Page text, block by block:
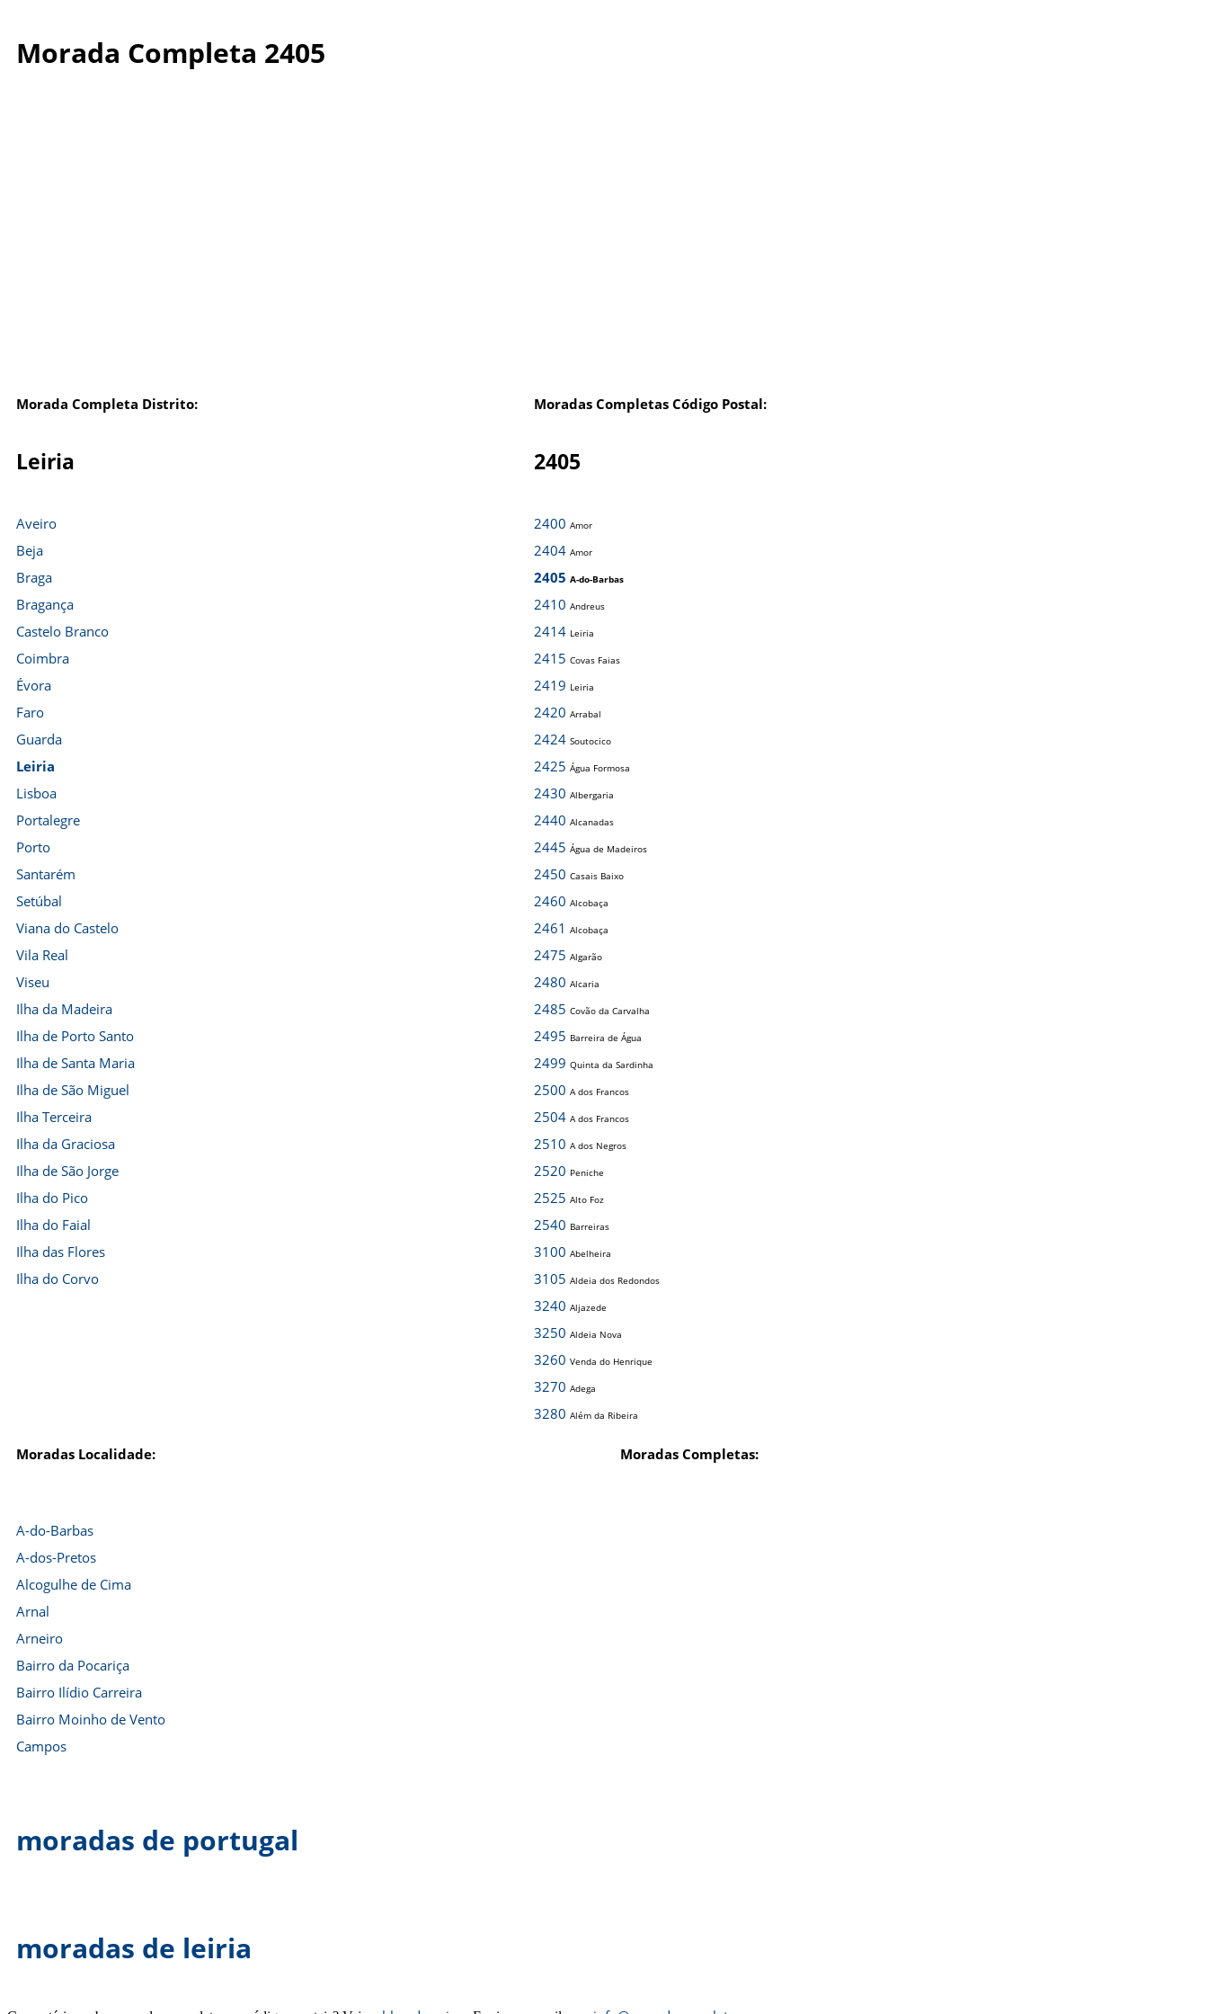
Morada Completa 2405
Morada Completa Distrito: Moradas Completas Código Postal:
Leiria 2405
Aveiro
Beja
Braga
Bragança
Castelo Branco
Coimbra
Évora
Faro
Guarda
Leiria
Lisboa
Portalegre
Porto
Santarém
Setúbal
Viana do Castelo
Vila Real
Viseu
Ilha da Madeira
Ilha de Porto Santo
Ilha de Santa Maria
Ilha de São Miguel
Ilha Terceira
Ilha da Graciosa
Ilha de São Jorge
Ilha do Pico
Ilha do Faial
Ilha das Flores
Ilha do Corvo
2400 Amor
2404 Amor
2405 A-do-Barbas
2410 Andreus
2414 Leiria
2415 Covas Faias
2419 Leiria
2420 Arrabal
2424 Soutocico
2425 Água Formosa
2430 Albergaria
2440 Alcanadas
2445 Água de Madeiros
2450 Casais Baixo
2460 Alcobaça
2461 Alcobaça
2475 Algarão
2480 Alcaria
2485 Covão da Carvalha
2495 Barreira de Água
2499 Quinta da Sardinha
2500 A dos Francos
2504 A dos Francos
2510 A dos Negros
2520 Peniche
2525 Alto Foz
2540 Barreiras
3100 Abelheira
3105 Aldeia dos Redondos
3240 Aljazede
3250 Aldeia Nova
3260 Venda do Henrique
3270 Adega
3280 Além da Ribeira
Moradas Localidade: Moradas Completas:
A-do-Barbas
A-dos-Pretos
Alcogulhe de Cima
Arnal
Arneiro
Bairro da Pocariça
Bairro Ilídio Carreira
Bairro Moinho de Vento
Campos
moradas de portugal
moradas de leiria